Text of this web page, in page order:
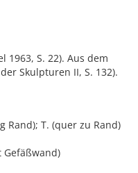
1963, S. 22). Aus dem
Skulpturen II, S. 132).
Rand); T. (quer zu Rand)
Gefäßwand)